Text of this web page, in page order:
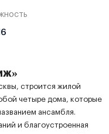
строится жилой
четыре дома, которые
ансамбля.
и благоустроенная